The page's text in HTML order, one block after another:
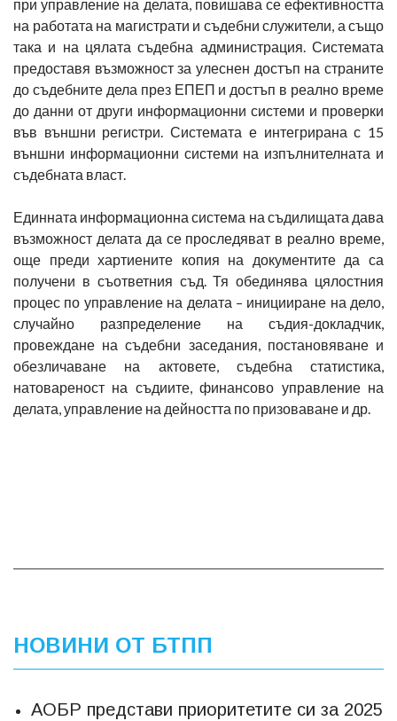
при управление на делата, повишава се ефективността
на работата на магистрати и съдебни служители, а също
така и на цялата съдебна администрация. Системата
предоставя възможност за улеснен достъп на страните
до съдебните дела през ЕПЕП и достъп в реално време
до данни от други информационни системи и проверки
във външни регистри. Системата е интегрирана с 15
външни информационни системи на изпълнителната и
съдебната власт.
Единната информационна система на съдилищата дава
възможност делата да се проследяват в реално време,
още преди хартиените копия на документите да са
получени в съответния съд. Тя обединява цялостния
процес по управление на делата – иницииране на дело,
случайно разпределение на съдия-докладчик,
провеждане на съдебни заседания, постановяване и
обезличаване на актовете, съдебна статистика,
натовареност на съдиите, финансово управление на
делата, управление на дейността по призоваване и др.
НОВИНИ ОТ БТПП
АОБР представи приоритетите си за 2025